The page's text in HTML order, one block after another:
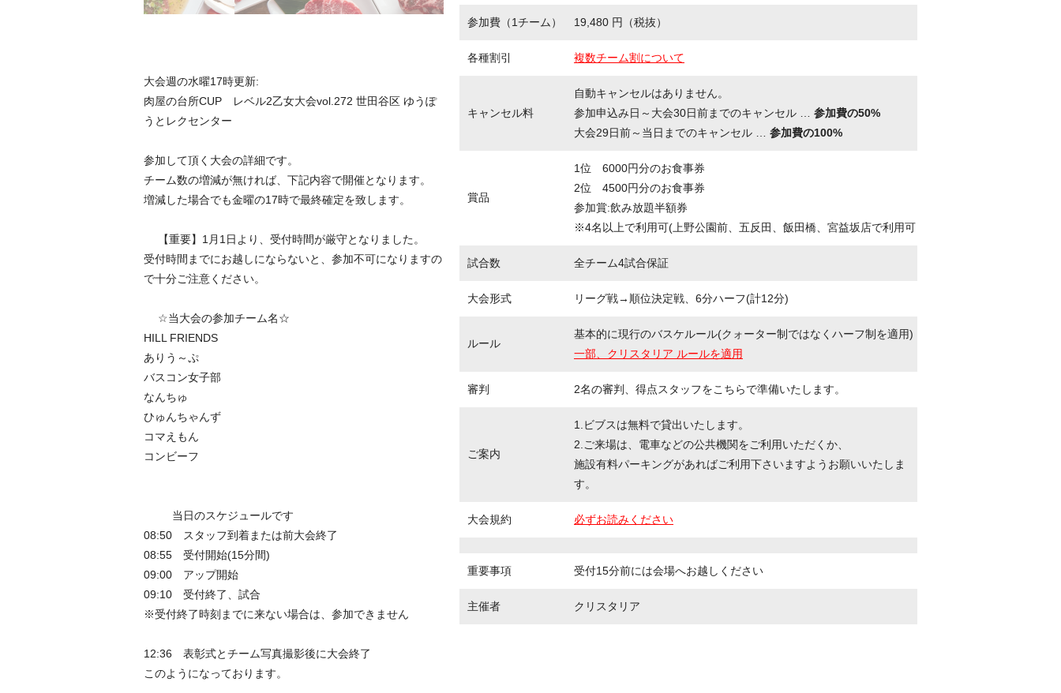
大会週の水曜17時更新:
肉屋の台所CUP レベル2乙女大会vol.272 世田谷区 ゆうぽ
うとレクセンター
参加して頂く大会の詳細です。
チーム数の増減が無ければ、下記内容で開催となります。
増減した場合でも金曜の17時で最終確定を致します。
【重要】1月1日より、受付時間が厳守となりました。
受付時間までにお越しにならないと、参加不可になりますの
で十分ご注意ください。
☆当大会の参加チーム名☆
HILL FRIENDS
ありう～ぷ
バスコン女子部
なんちゅ
ひゅんちゃんず
コマえもん
コンビーフ
当日のスケジュールです
08:50 スタッフ到着または前大会終了
08:55 受付開始(15分間)
09:00 アップ開始
09:10 受付終了、試合
※受付終了時刻までに来ない場合は、参加できません
12:36 表彰式とチーム写真撮影後に大会終了
このようになっております。
参加費（1チーム） 19,480 円（税抜）
各種割引 複数チーム割について
キャンセル料
自動キャンセルはありません。
参加申込み日～大会30日前までのキャンセル … 参加費の50%
大会29日前～当日までのキャンセル … 参加費の100%
賞品
1位 6000円分のお食事券
2位 4500円分のお食事券
参加賞:飲み放題半額券
※4名以上で利用可(上野公園前、五反田、飯田橋、宮益坂店で利用可
試合数 全チーム4試合保証
大会形式 リーグ戦→順位決定戦、6分ハーフ(計12分)
ルール
基本的に現行のバスケルール(クォーター制ではなくハーフ制を適用)
一部、クリスタリア ルールを適用
審判 2名の審判、得点スタッフをこちらで準備いたします。
ご案内
1.ビブスは無料で貸出いたします。
2.ご来場は、電車などの公共機関をご利用いただくか、
施設有料パーキングがあればご利用下さいますようお願いいたしま
す。
大会規約 必ずお読みください
重要事項 受付15分前には会場へお越しください
主催者 クリスタリア